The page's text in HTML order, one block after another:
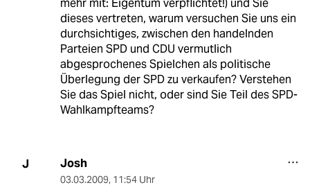
mehr mit: Eigentum verpflichtet!) und Sie
dieses vertreten, warum versuchen Sie uns ein
durchsichtiges, zwischen den handelnden
Parteien SPD und CDU vermutlich
abgesprochenes Spielchen als politische
Überlegung der SPD zu verkaufen? Verstehen
Sie das Spiel nicht, oder sind Sie Teil des SPD-
Wahlkampfteams?
J Josh
03.03.2009, 11:54 Uhr